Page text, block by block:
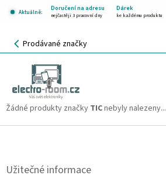
Aktuálně:
Doručení na adresu Dárek
nejčastěji 3 pracovní dny ke každému produktu
NÁKUPNÍ
KOŠÍK
Prodávané značky
Žádné produkty značky TICnebyly nalezeny...
Z
Užitečné informace